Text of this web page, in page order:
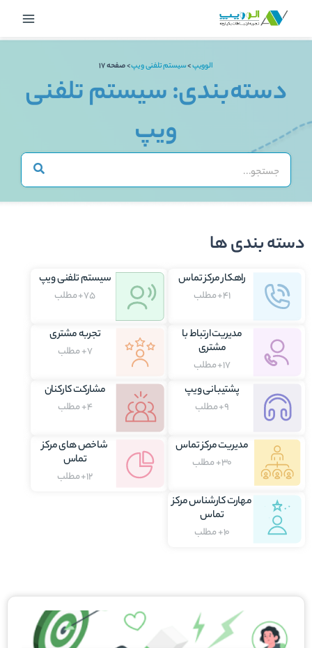
محتوا
Main
Menu
الوویپ>سیستم تلفنی ویپ>صفحه 17
دسته‌بندی: سیستم تلفنی
ویپ
دسته بندی ها
راهکار مرکز تماس
41+ مطلب
سیستم تلفنی ویپ
75+ مطلب
مدیریت ارتباط با
مشتری
17+ مطلب
تجربه مشتری
7+ مطلب
پشتیبانی ویپ
9+ مطلب
مشارکت کارکنان
4+ مطلب
مدیریت مرکز تماس
30+ مطلب
شاخص های مرکز
تماس
12+ مطلب
مهارت کارشناس مرکز
تماس
10+ مطلب